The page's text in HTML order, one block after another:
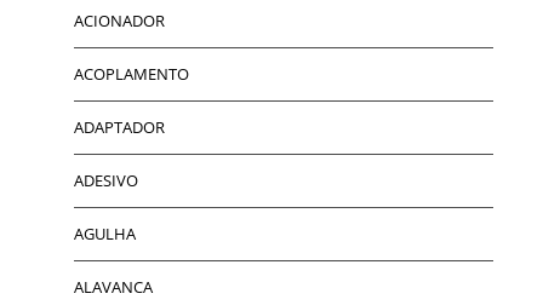
ACIONADOR
ACOPLAMENTO
ADAPTADOR
ADESIVO
AGULHA
ALAVANCA